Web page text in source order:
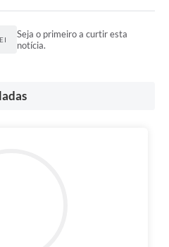
Seja o primeiro a curtir esta
notícia.